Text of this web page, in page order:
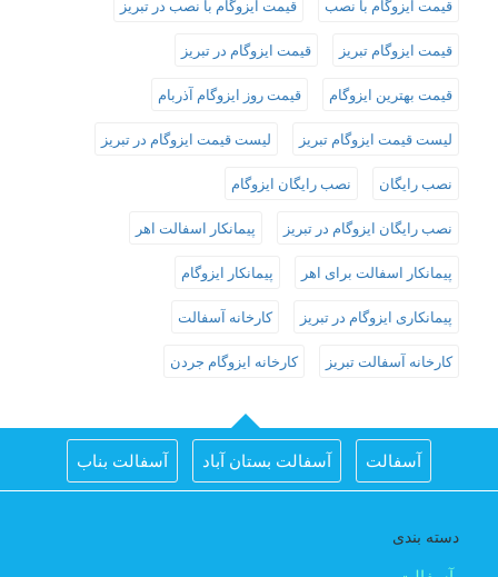
قیمت ایزوگام با نصب قیمت ایزوگام با نصب در تبریز
قیمت ایزوگام تبریز قیمت ایزوگام در تبریز
قیمت بهترین ایزوگام قیمت روز ایزوگام آذربام
لیست قیمت ایزوگام تبریز لیست قیمت ایزوگام در تبریز
نصب رایگان نصب رایگان ایزوگام
نصب رایگان ایزوگام در تبریز پیمانکار اسفالت اهر
پیمانکار اسفالت برای اهر پیمانکار ایزوگام
پیمانکاری ایزوگام در تبریز کارخانه آسفالت
کارخانه آسفالت تبریز کارخانه ایزوگام جردن
آسفالت آسفالت بستان آباد آسفالت بناب
دسته بندی